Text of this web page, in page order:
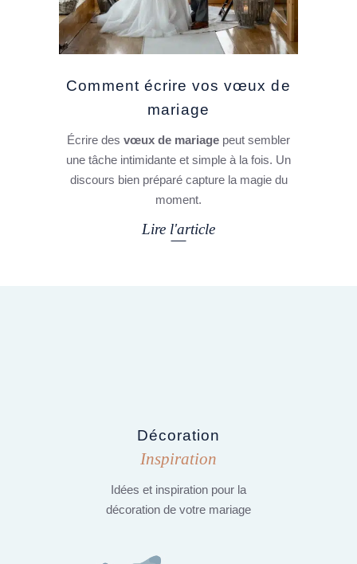
Comment écrire vos vœux de
mariage
Écrire des vœux de mariage peut sembler
une tâche intimidante et simple à la fois. Un
discours bien préparé capture la magie du
moment.
Lire l'article
Décoration
Inspiration
Idées et inspiration pour la
décoration de votre mariage